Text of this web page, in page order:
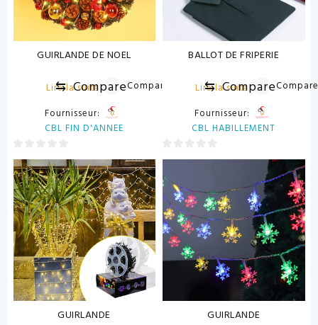
GUIRLANDE DE NOEL
Lire la suite
⇆ CompareCompare
Fournisseur:
CBL FIN D'ANNEE
0
sur
5
BALLOT DE FRIPERIE
Lire la suite
⇆ Compare
Fournisseur:
CBL HABILLEMENT
0
5
GUIRLANDE GUIRLANDE